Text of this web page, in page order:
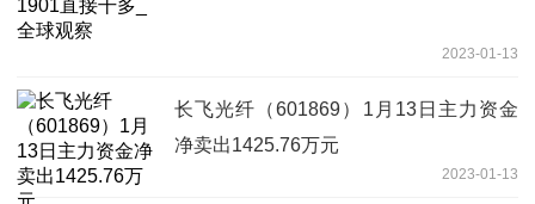
2023-01-13
长飞光纤（601869）1月13日主力资金
净卖出1425.76万元
2023-01-13